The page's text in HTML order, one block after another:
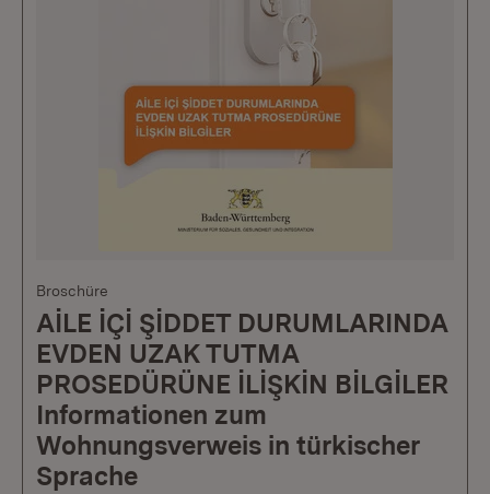
Broschüre
AİLE İÇİ ŞİDDET DURUMLARINDA
EVDEN UZAK TUTMA
PROSEDÜRÜNE İLİŞKİN BİLGİLER
Informationen zum
Wohnungsverweis in türkischer
Sprache